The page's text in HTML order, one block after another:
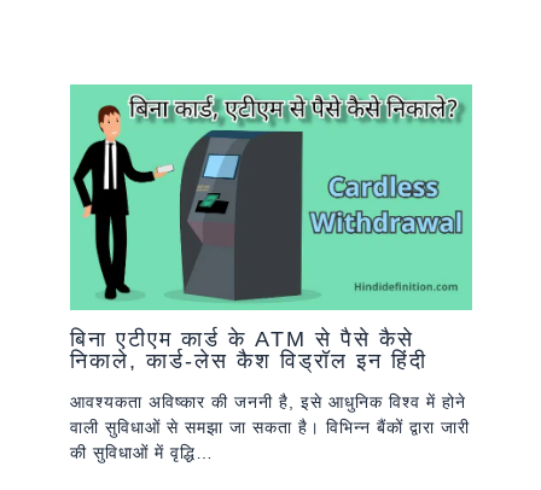
बिना एटीएम कार्ड के ATM से पैसे कैसे
निकाले, कार्ड-लेस कैश विड्रॉल इन हिंदी
आवश्यकता अविष्कार की जननी है, इसे आधुनिक विश्व में होने
वाली सुविधाओं से समझा जा सकता है। विभिन्न बैंकों द्वारा जारी
की सुविधाओं में वृद्धि…